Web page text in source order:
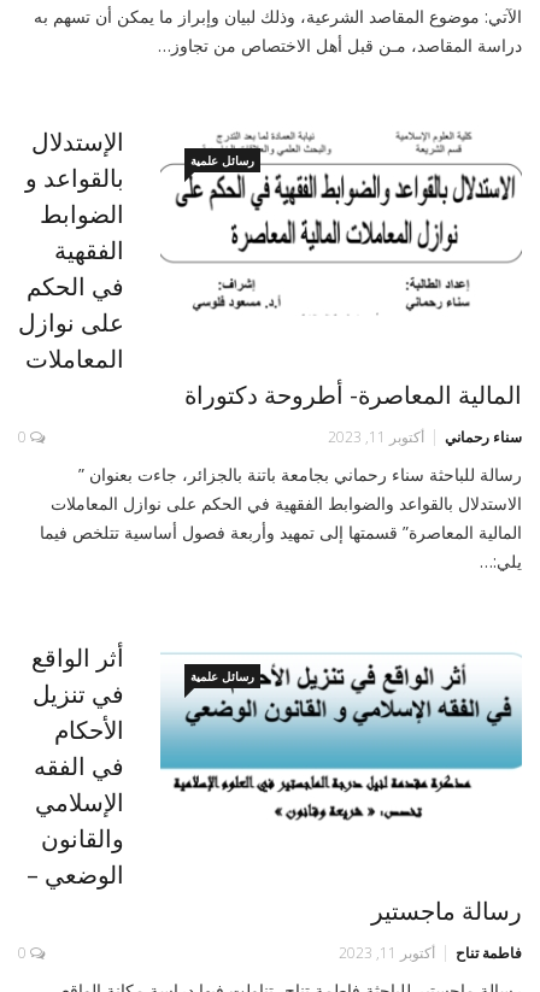
الآتي: موضوع المقاصد الشرعية، وذلك لبيان وإبراز ما يمكن أن تسهم به
دراسة المقاصد، مـن قبل أهل الاختصاص من تجاوز…
رسائل علمية
الإستدلال
بالقواعد و
الضوابط
الفقهية
في الحكم
على نوازل
المعاملات
المالية المعاصرة- أطروحة دكتوراة
سناء رحماني أكتوبر 11, 2023 0
رسالة للباحثة سناء رحماني بجامعة باتنة بالجزائر، جاءت بعنوان ”
الاستدلال بالقواعد والضوابط الفقهية في الحكم على نوازل المعاملات
المالية المعاصرة” قسمتها إلى تمهيد وأربعة فصول أساسية تتلخص فيما
يلي:…
رسائل علمية
أثر الواقع
في تنزيل
الأحكام
في الفقه
الإسلامي
والقانون
الوضعي –
رسالة ماجستير
فاطمة تناح أكتوبر 11, 2023 0